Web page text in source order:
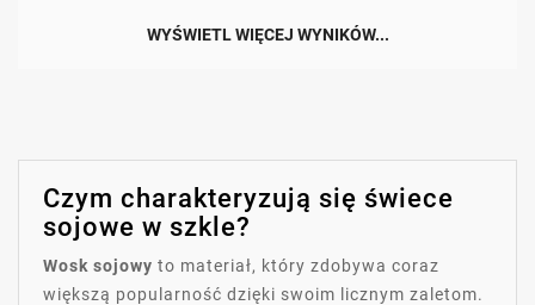
WYŚWIETL WIĘCEJ WYNIKÓW...
Czym charakteryzują się świece
sojowe w szkle?
Wosk sojowy to materiał, który zdobywa coraz
większą popularność dzięki swoim licznym zaletom.